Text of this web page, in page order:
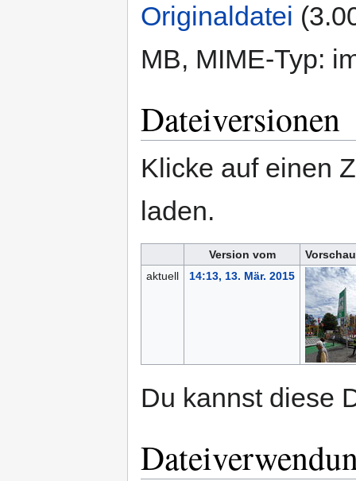
Originaldatei
MB, MIME-Typ:
Dateiversionen
Klicke auf einen
laden.
Version vom
aktuell
14:13, 13. Mär. 2015
Du kannst diese